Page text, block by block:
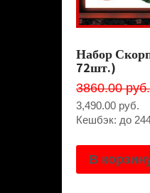
Набор
72шт.)
3860.00 руб.
3,490.00 руб.
Кешбэк: до
В